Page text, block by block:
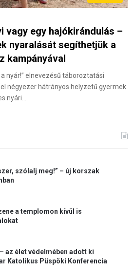
vagy egy hajókirándulás –
nyaralását segíthetjük a
kampányával
nyár!” elnevezésű táboroztatási
négyezer hátrányos helyzetű gyermek
nyári…
szólalj meg!” – új korszak
a templomon kívül is
az élet védelmében adott ki
Katolikus Püspöki Konferencia